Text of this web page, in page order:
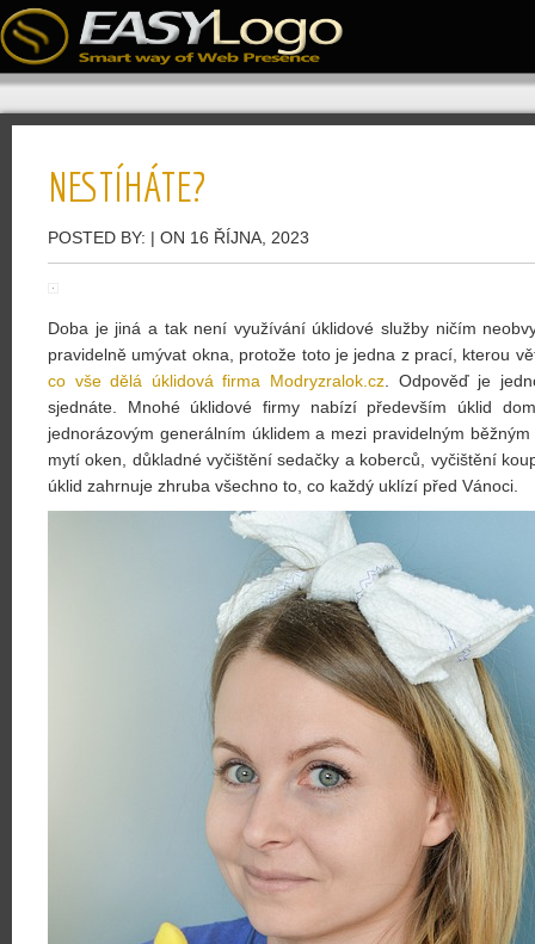
NESTÍHÁTE?
POSTED BY: | ON 16 ŘÍJNA, 2023
Doba je jiná a tak není využívání úklidové služby ničím
pravidelně umývat okna, protože toto je jedna z prací, kterou
co vše dělá úklidová firma Modryzralok.cz . Odpověď je
sjednáte. Mnohé úklidové firmy nabízí především úklid
jednorázovým generálním úklidem a mezi pravidelným
mytí oken, důkladné vyčištění sedačky a koberců, vyčištění
úklid zahrnuje zhruba všechno to, co každý uklízí před Vánoci.